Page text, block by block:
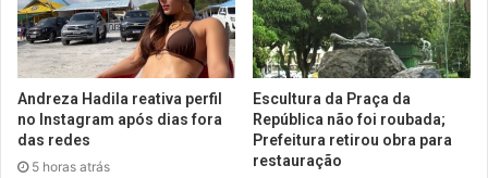
Andreza Hadila reativa perfil
no Instagram após dias fora
das redes
5 horas atrás
Escultura da Praça da
República não foi roubada;
Prefeitura retirou obra para
restauração